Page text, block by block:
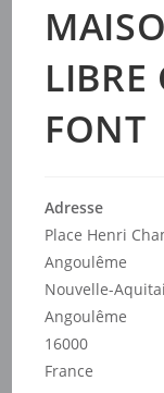
LIBRE
FONT
Adresse
Place Henri
Angoulême
Nouvelle-
Angoulême
16000
France